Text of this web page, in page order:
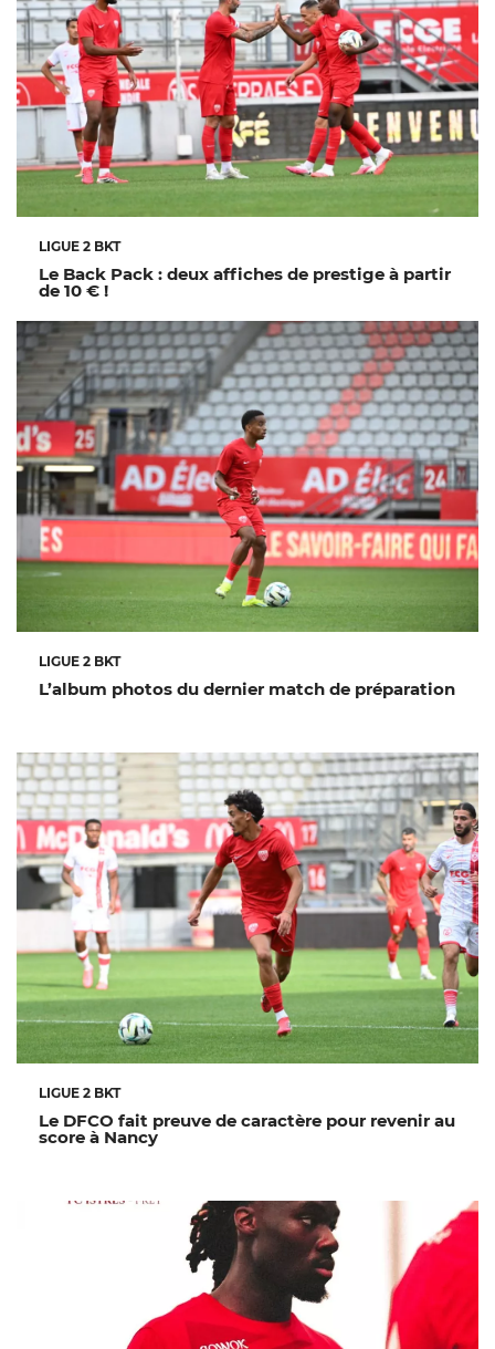
LIGUE 2 BKT
Le Back Pack : deux affiches de prestige à partir
de 10 € !
LIGUE 2 BKT
L’album photos du dernier match de préparation
LIGUE 2 BKT
Le DFCO fait preuve de caractère pour revenir au
score à Nancy